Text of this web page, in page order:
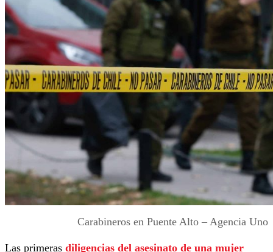
Carabineros en Puente Alto – Agencia Uno
Las primeras diligencias del asesinato de una mujer